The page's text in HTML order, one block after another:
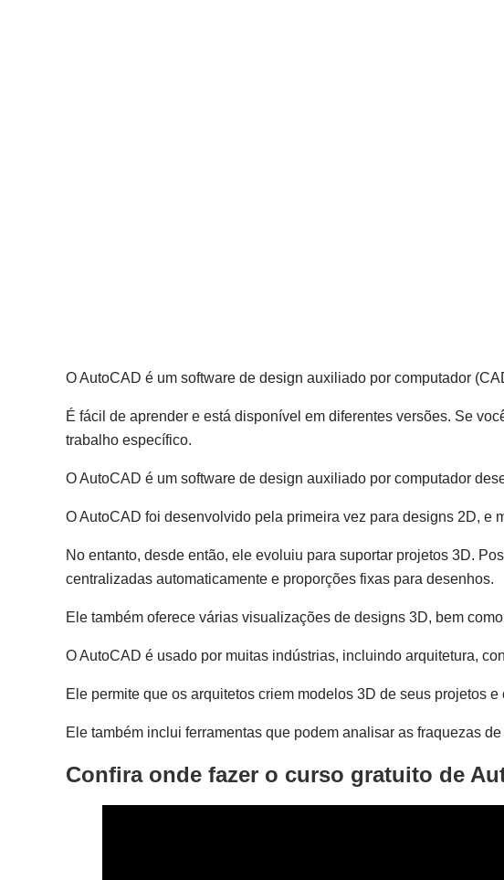
O AutoCAD é um software de design auxiliado por computador
É fácil de aprender e está disponível em diferentes versões. Se
trabalho específico.
O AutoCAD é um software de design auxiliado por computador
O AutoCAD foi desenvolvido pela primeira vez para designs 2D,
No entanto, desde então, ele evoluiu para suportar projetos 3D.
centralizadas automaticamente e proporções fixas para desenhos.
Ele também oferece várias visualizações de designs 3D, bem
O AutoCAD é usado por muitas indústrias, incluindo arquitetura,
Ele permite que os arquitetos criem modelos 3D de seus projetos
Ele também inclui ferramentas que podem analisar as fraquezas
Confira onde fazer o curso gratuito de